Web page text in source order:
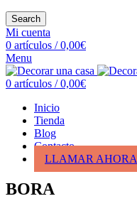
Search
Mi cuenta
0 artículos / 0,00€
Menu
0 artículos / 0,00€
Inicio
Tienda
Blog
Contacto
LLAMAR AHORA
BORA